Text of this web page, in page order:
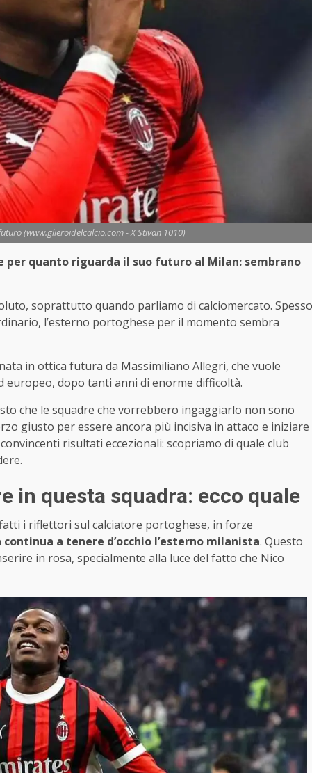
(www.glieroidelcalcio.com - X Stivan 1010)
per quanto riguarda il suo futuro al Milan: sembrano
soprattutto quando parliamo di calciomercato. Spesso
l’esterno portoghese per il momento sembra
in ottica futura da Massimiliano Allegri, che vuole
dopo tanti anni di enorme difficoltà.
che le squadre che vorrebbero ingaggiarlo non sono
giusto per essere ancora più incisiva in attaco e iniziare
risultati eccezionali: scopriamo di quale club
in questa squadra: ecco quale
i riflettori sul calciatore portoghese, in forze
a tenere d’occhio l’esterno milanista. Questo
in rosa, specialmente alla luce del fatto che Nico